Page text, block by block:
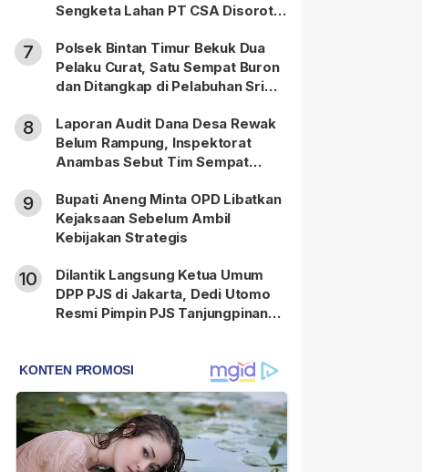
Sengketa Lahan PT CSA Disorot
7
Polsek Bintan Timur Bekuk Dua
Pelaku Curat, Satu Sempat Buron
dan Ditangkap di Pelabuhan Sri
8
Laporan Audit Dana Desa Rewak
Belum Rampung, Inspektorat
Anambas Sebut Tim Sempat
9
Bupati Aneng Minta OPD Libatkan
Kejaksaan Sebelum Ambil
Kebijakan Strategis
10
Dilantik Langsung Ketua Umum
DPP PJS di Jakarta, Dedi Utomo
Resmi Pimpin PJS Tanjungpinang-